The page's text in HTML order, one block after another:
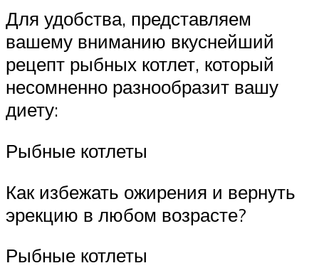
Для удобства, представляем
вашему вниманию вкуснейший
рецепт рыбных котлет, который
несомненно разнообразит вашу
диету:
Рыбные котлеты
Как избежать ожирения и вернуть
эрекцию в любом возрасте?
Рыбные котлеты